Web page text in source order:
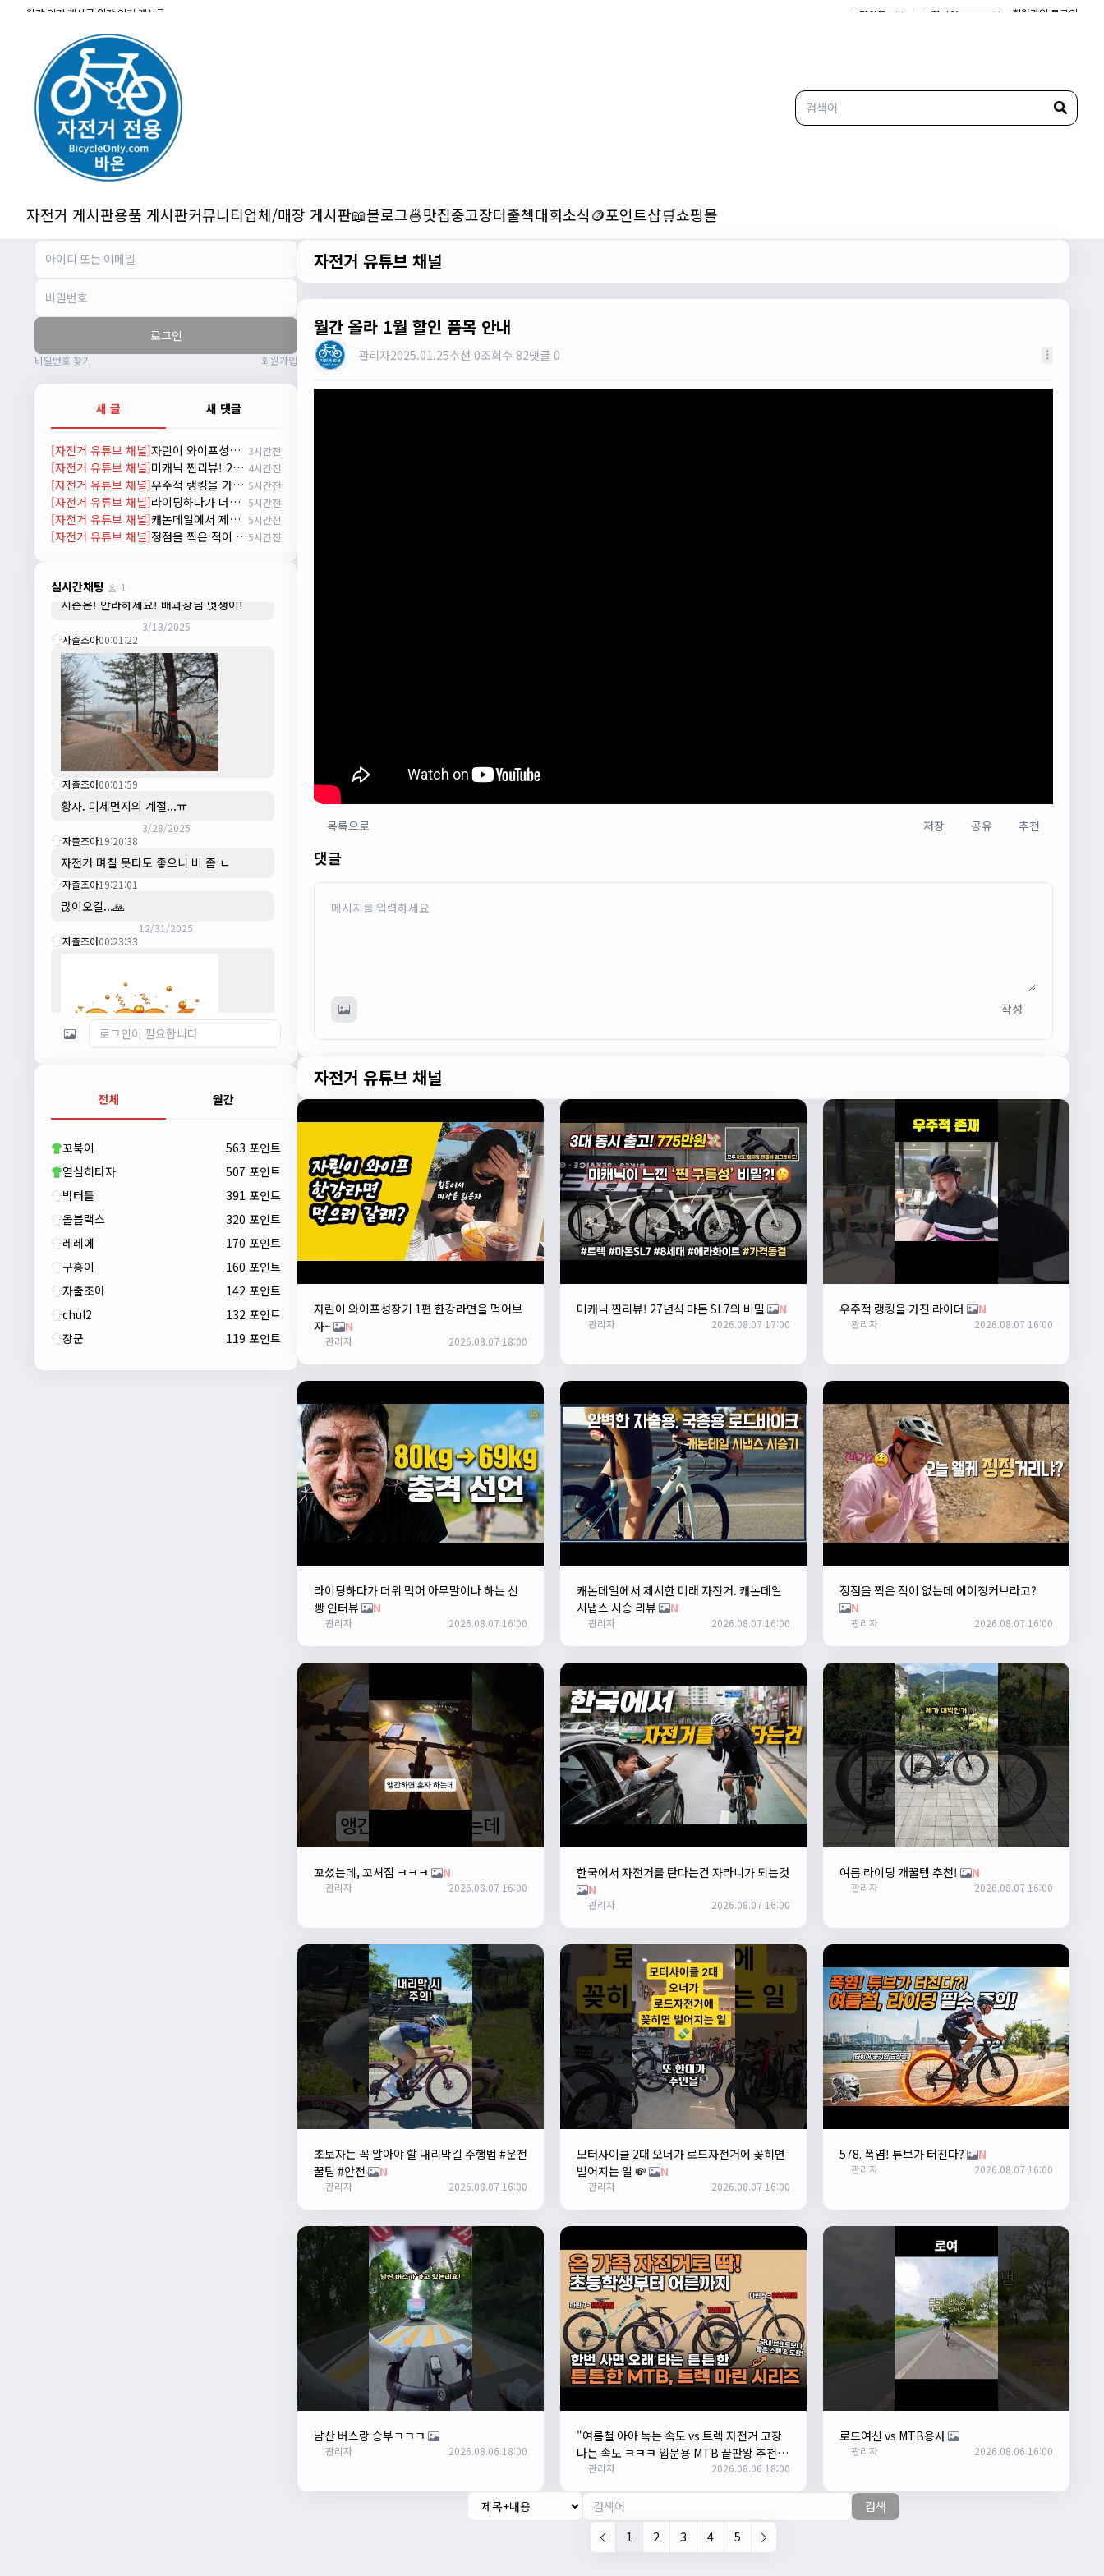
월간 인기 게시글|일간 인기 게시글 | |회원가입|로그인
자전거 게시판용품 게시판커뮤니티업체/매장 게시판📖블로그🍜맛집중고장터출첵대회소식🪙포인트샵🛒쇼핑몰
로그인
비밀번호 찾기 회원가입
새 글 새 댓글
[자전거 유튜브 채널] 자린이 와이프성장기 1편 한강라면을 먹어보자~ 3시간전
[자전거 유튜브 채널] 미캐닉 찐리뷰! 27년식 마돈 SL7의 비밀 4시간전
[자전거 유튜브 채널] 우주적 랭킹을 가진 라이더 5시간전
[자전거 유튜브 채널] 라이딩하다가 더위 먹어 아무말이나 하는 신빵 인터뷰 5시간전
[자전거 유튜브 채널] 캐논데일에서 제시한 미래 자전거. 캐논데일 시냅스 시승 리뷰 5시간전
[자전거 유튜브 채널] 정점을 찍은 적이 없는데 에이징커브라고?5시간전
실시간채팅 1
잔차나라 화이팅!!
감사합니다 파이팅!!!!
2/14/2025
서준22:03:11
저 첫 로드로 힉스 바버비 살려하는데 괜찮
나요?
2/16/2025
자출조아15:14:23
시즌온 하신 분들 모두 안라하세요~~
서준 20:17:55
시즌온이랑 안라가 몬가요?
진우 01:50:08
시즌온은 시즌이 시작됬다는거고 안라는
안전한 라이딩으로 알고있습니다
자출조아03:19:07
시즌이 곧 다가오네요 ^^ 모두 안전한 라이
딩 하시기 바랍니다
자출조아18:44:23
넵!! 잔차나라도 시즌온과 함께 바쁜 하루
하루 보내세요~~
3/1/2025
자출조아08:54:33
수도권은 3.1절 연휴 비소식...ㅠ ㅠ
JIWOON23:26:13
시즌온! 안라하세요! 배과장님 멋쟁이!
3/13/2025
자출조아00:01:22
자출조아00:01:59
황사. 미세먼지의 계절...ㅠ
3/28/2025
자출조아19:20:38
자전거 며칠 못타도 좋으니 비 좀 ㄴ
자출조아19:21:01
많이오길...🙏
12/31/2025
자출조아00:23:33
새해 복많이 받으세요!!
자출조아00:23:55
새해 복많이 받으세요!!
전체 월간
꼬북이
563 포인트
열심히타자
507 포인트
박터틀
391 포인트
올블랙스
320 포인트
레레에
170 포인트
구홍이
160 포인트
자출조아
142 포인트
chul2
132 포인트
장군
119 포인트
자전거 유튜브 채널
월간 올라 1월 할인 품목 안내
관리자2025.01.25추천 0조회수 82댓글 0
목록으로 저장 공유 추천
댓글
작성
자전거 유튜브 채널
자린이 와이프성장기 1편 한강라면을 먹어보
자~
N
관리자 2026.08.07 18:00
미캐닉 찐리뷰! 27년식 마돈 SL7의 비밀 N
관리자 2026.08.07 17:00
우주적 랭킹을 가진 라이더 N
관리자 2026.08.07 16:00
라이딩하다가 더위 먹어 아무말이나 하는 신
빵 인터뷰
N
관리자 2026.08.07 16:00
캐논데일에서 제시한 미래 자전거. 캐논데일
시냅스 시승 리뷰
N
관리자 2026.08.07 16:00
정점을 찍은 적이 없는데 에이징커브라고?
N
관리자 2026.08.07 16:00
꼬셨는데, 꼬셔짐 ㅋㅋㅋ N
관리자 2026.08.07 16:00
한국에서 자전거를 탄다는건 자라니가 되는것
N
관리자 2026.08.07 16:00
여름 라이딩 개꿀템 추천! N
관리자 2026.08.07 16:00
초보자는 꼭 알아야 할 내리막길 주행법 #운전
꿀팁 #안전
N
관리자 2026.08.07 16:00
모터사이클 2대 오너가 로드자전거에 꽂히면
벌어지는 일 💸
N
관리자 2026.08.07 16:00
578. 폭염! 튜브가 터진다? N
관리자 2026.08.07 16:00
남산 버스랑 승부ㅋㅋㅋ
관리자 2026.08.06 18:00
"여름철 아아 녹는 속도 vs 트렉 자전거 고장
나는 속도 ㅋㅋㅋ 입문용 MTB 끝판왕 추천"
관리자 2026.08.06 18:00
로드여신 vs MTB용사
관리자 2026.08.06 16:00
검색
1
2 3 4 5